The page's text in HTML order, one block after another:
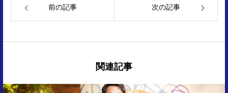
前の記事 次の記事
関連記事